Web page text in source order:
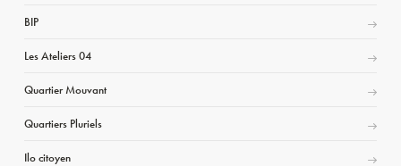
BIP
Les Ateliers 04
Quartier Mouvant
Quartiers Pluriels
Ilo citoyen